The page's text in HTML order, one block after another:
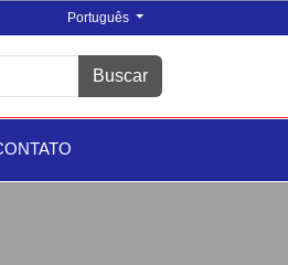
Português
Buscar